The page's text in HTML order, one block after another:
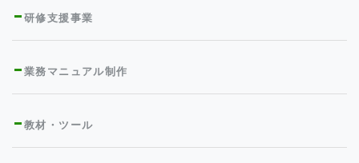
研修支援事業
業務マニュアル制作
教材・ツール